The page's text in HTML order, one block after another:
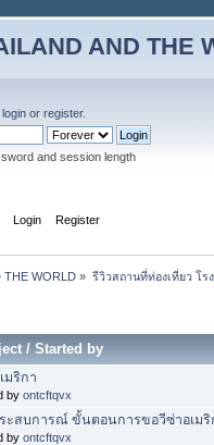
AND THE
login orregister.
and session length
Login Register
THE WORLD » รีวิวสถานที่ท่องเที่ยว โ
/Started by
มริกา
byontcftqvx
ะสบการณ์ ขั้นตอนการขอวีซ่าอเมริ
byontcftqvx